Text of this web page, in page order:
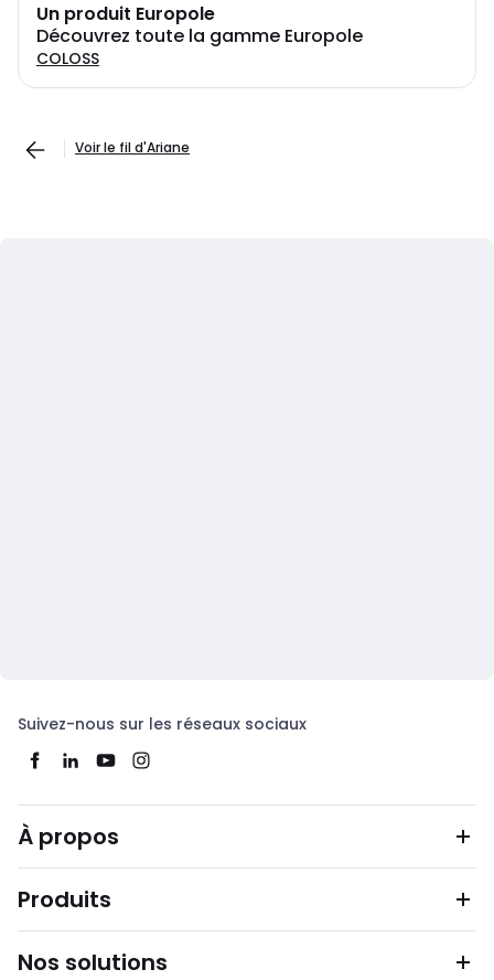
Un produit Europole
Découvrez toute la gamme Europole
COLOSS
Voir le fil d'Ariane
Suivez-nous sur les réseaux sociaux
À propos
Produits
Nos solutions